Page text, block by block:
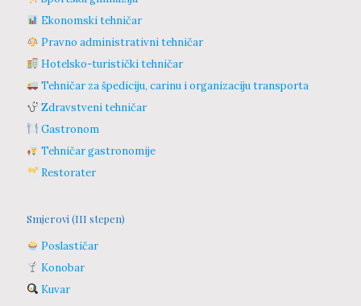
Ekonomski tehničar
Pravno administrativni tehničar
Hotelsko-turistički tehničar
Tehničar za špediciju, carinu i organizaciju transporta
Zdravstveni tehničar
Gastronom
Tehničar gastronomije
Restorater
Smjerovi (III stepen)
Poslastičar
Konobar
Kuvar